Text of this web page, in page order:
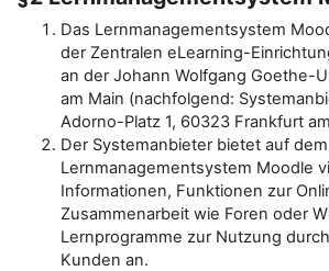
Das Lernmanagementsystem
der Zentralen eLearning-
an der Johann Wolfgang Goethe-
am Main (nachfolgend:
Adorno-Platz 1, 60323 Frankfurt
Der Systemanbieter bietet auf dem
Lernmanagementsystem Moodle
Informationen, Funktionen zur
Zusammenarbeit wie Foren oder
Lernprogramme zur Nutzung
Kunden an.